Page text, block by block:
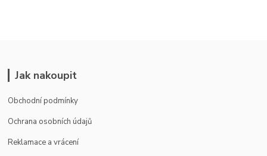
Jak nakoupit
Obchodní podmínky
Ochrana osobních údajů
Reklamace a vrácení